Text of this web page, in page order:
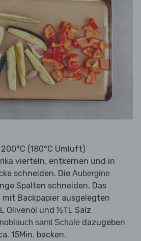
(180°C Umluft)
vierteln, entkernen und in
schneiden. Die Aubergine
Spalten schneiden. Das
Backpapier ausgelegten
Olivenöl und ½TL Salz
samt Schale dazugeben
15Min. backen.